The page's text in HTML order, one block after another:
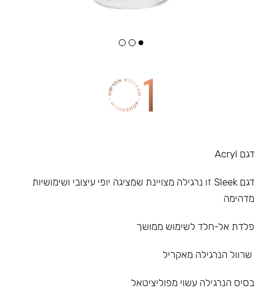
דגם Acryl
דגם Sleek זו נרגילה מצויינת שמציגה יופי עיצובי ושימושיות
מדהימה
פלדת אל-חלד לשימוש ממושך
שרוול הנרגילה מאקריל
בסיס הנרגילה עשוי מפוליציטאל